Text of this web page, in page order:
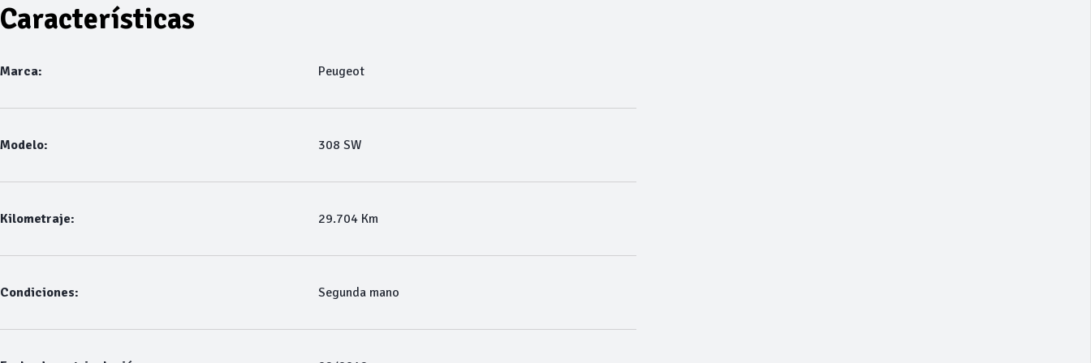
Características
Marca: Peugeot
Modelo: 308 SW
Kilometraje: 29.704 Km
Condiciones: Segunda mano